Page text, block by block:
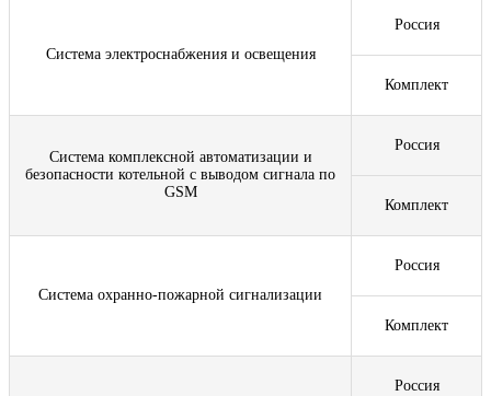
Система электроснабжения и освещения
Россия
Комплект
Система комплексной автоматизации и
безопасности котельной с выводом сигнала по
GSM
Россия
Комплект
Система охранно-пожарной сигнализации
Россия
Комплект
Россия